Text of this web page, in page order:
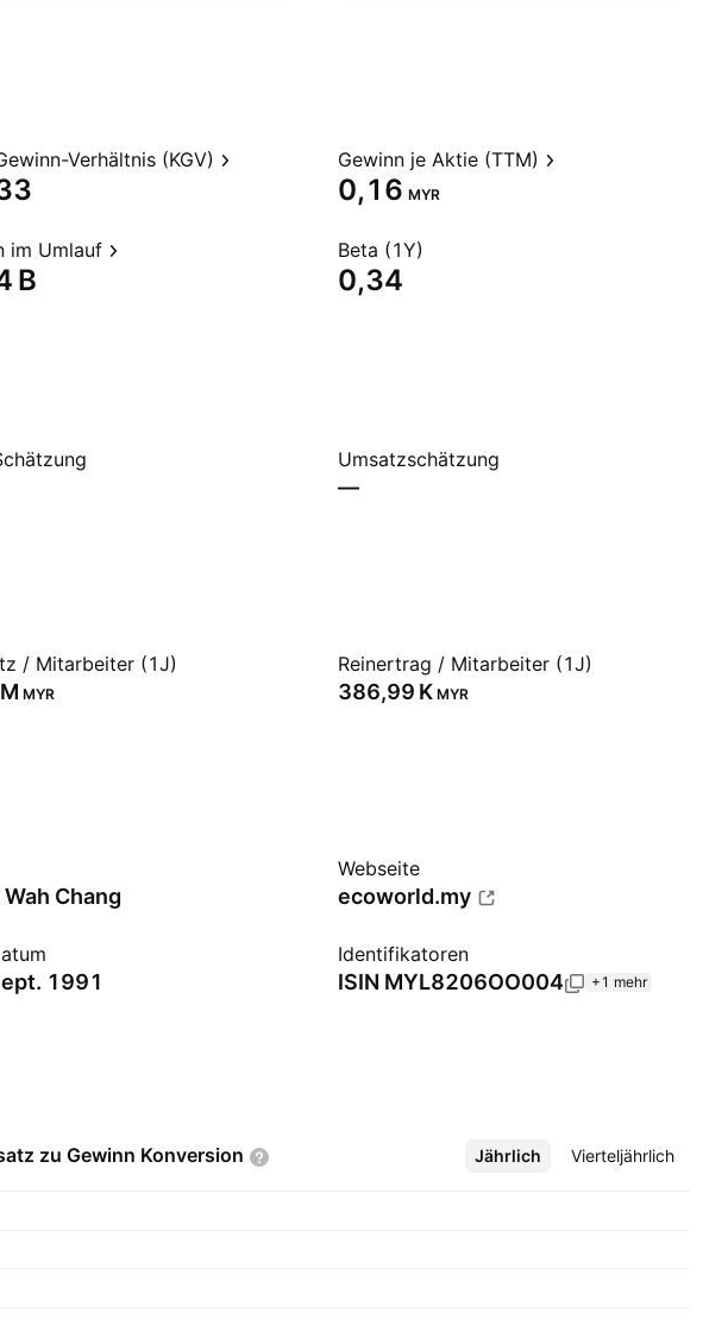
Verhältnis (KGV) Gewinn je Aktie (TTM)
0,16 MYR
im Umlauf
B‬
Beta (1Y)
0,34
Umsatzschätzung
—
/ Mitarbeiter (1J)
MYR
Reinertrag / Mitarbeiter (1J)
‪386,99 K‬ MYR
Chang
Webseite
ecoworld.my
1991
Identifikatoren
ISIN MYL8206OO004 +1 mehr
zu Gewinn Konversion Jährlich Vierteljährlich
Mehr